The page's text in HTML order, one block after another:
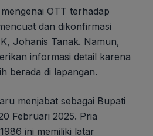
OTT terhadap
dan dikonfirmasi
Johanis Tanak. Namun,
informasi detail karena
berada di lapangan.
menjabat sebagai Bupati
Februari 2025. Pria
ini memiliki latar